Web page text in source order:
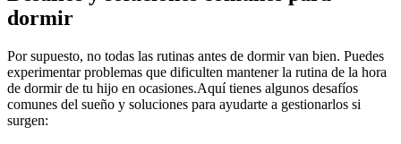
dormir
Por supuesto, no todas las rutinas antes de dormir van bien. Puedes
experimentar problemas que dificulten mantener la rutina de la hora
de dormir de tu hijo en ocasiones.Aquí tienes algunos desafíos
comunes del sueño y soluciones para ayudarte a gestionarlos si
surgen: